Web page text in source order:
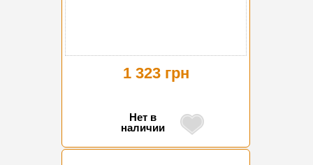
1 323 грн
Нет в
наличии